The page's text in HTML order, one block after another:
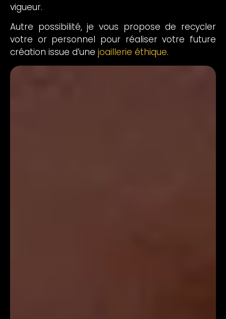
vigueur.
Autre possibilité, je vous propose de recycler
votre or personnel pour réaliser votre future
création issue d’une joaillerie éthique.